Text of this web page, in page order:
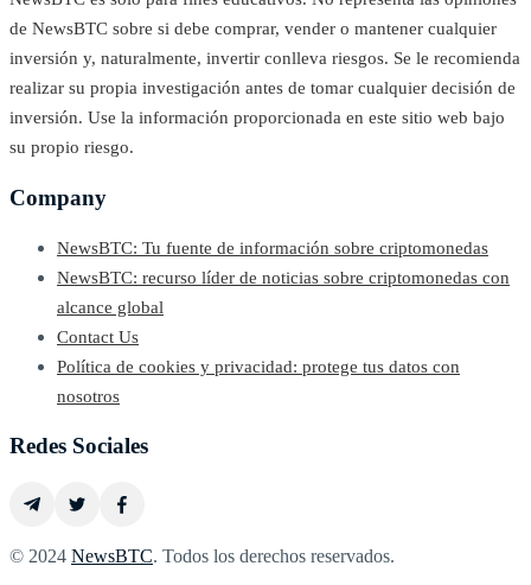
de NewsBTC sobre si debe comprar, vender o mantener cualquier
inversión y, naturalmente, invertir conlleva riesgos. Se le recomienda
realizar su propia investigación antes de tomar cualquier decisión de
inversión. Use la información proporcionada en este sitio web bajo
su propio riesgo.
Company
NewsBTC: Tu fuente de información sobre criptomonedas
NewsBTC: recurso líder de noticias sobre criptomonedas con
alcance global
Contact Us
Política de cookies y privacidad: protege tus datos con
nosotros
Redes Sociales
© 2024 NewsBTC. Todos los derechos reservados.